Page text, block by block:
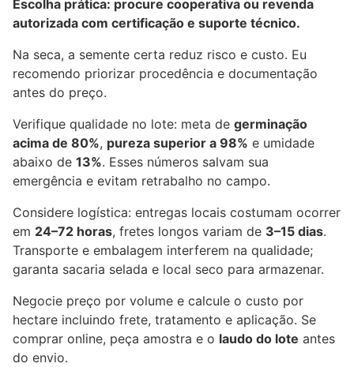
Escolha prática: procure cooperativa ou revenda
autorizada com certificação e suporte técnico.
Na seca, a semente certa reduz risco e custo. Eu
recomendo priorizar procedência e documentação
antes do preço.
Verifique qualidade no lote: meta de germinação
acima de 80%, pureza superior a 98% e umidade
abaixo de 13%. Esses números salvam sua
emergência e evitam retrabalho no campo.
Considere logística: entregas locais costumam ocorrer
em 24–72 horas, fretes longos variam de 3–15 dias.
Transporte e embalagem interferem na qualidade;
garanta sacaria selada e local seco para armazenar.
Negocie preço por volume e calcule o custo por
hectare incluindo frete, tratamento e aplicação. Se
comprar online, peça amostra e o laudo do lote antes
do envio.